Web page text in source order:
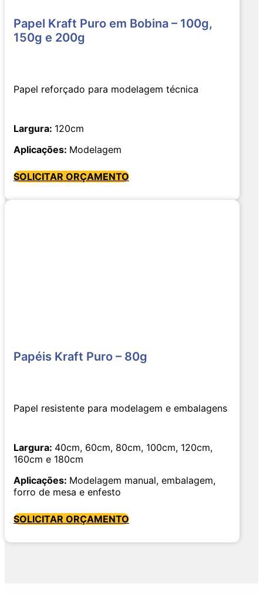
Papel Kraft Puro em Bobina – 100g,
150g e 200g
Papel reforçado para modelagem técnica
Largura: 120cm
Aplicações: Modelagem
SOLICITAR ORÇAMENTO
Papéis Kraft Puro – 80g
Papel resistente para modelagem e embalagens
Largura: 40cm, 60cm, 80cm, 100cm, 120cm,
160cm e 180cm
Aplicações: Modelagem manual, embalagem,
forro de mesa e enfesto
SOLICITAR ORÇAMENTO